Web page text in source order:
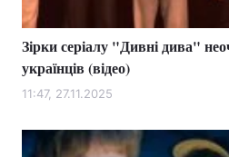
Зірки серіалу "Дивні дива"
українців (відео)
11:47, 27.11.2025